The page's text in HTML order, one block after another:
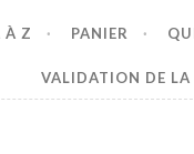
À Z PANIER
VALIDATION DE